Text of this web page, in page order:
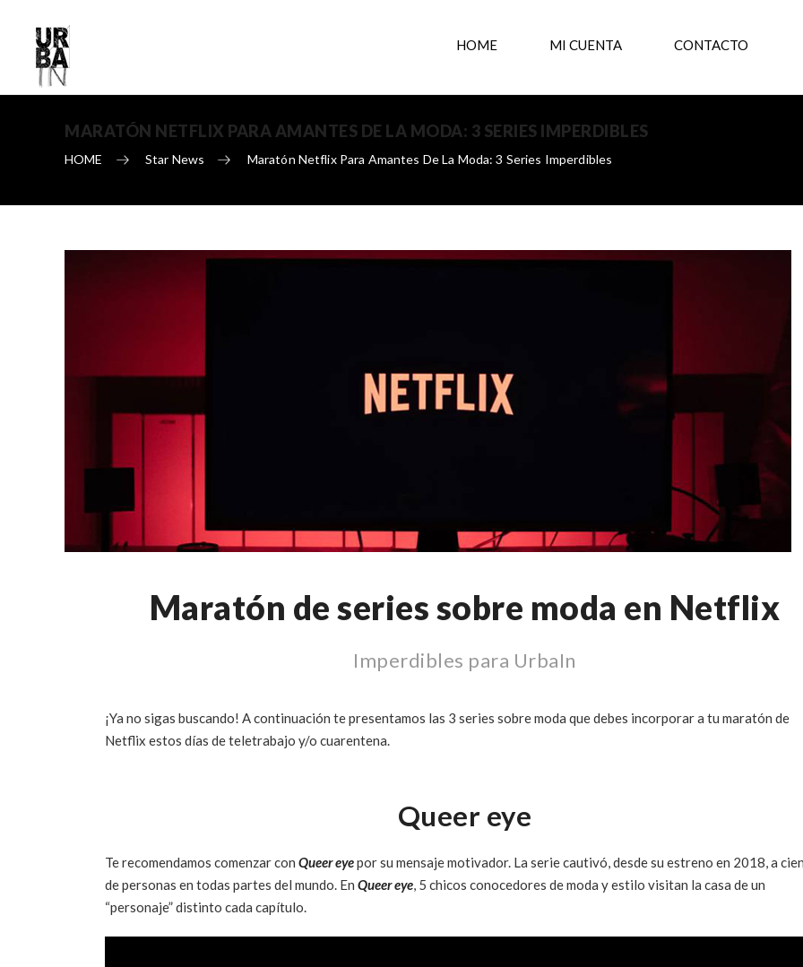
HOME MI CUENTA CONTACTO
MARATÓN NETFLIX PARA AMANTES DE LA MODA: 3 SERIES IMPERDIBLES
HOME Star News Maratón Netflix Para Amantes De La Moda: 3 Series Imperdibles
Maratón de series sobre moda en Netflix
Imperdibles para UrbaIn
¡Ya no sigas buscando! A continuación te presentamos las 3 series sobre moda que debes incorporar a tu maratón de
Netflix estos días de teletrabajo y/o cuarentena.
Queer eye
Te recomendamos comenzar con Queer eyepor su mensaje motivador. La serie cautivó, desde su estreno en 2018, a
de personas en todas partes del mundo. En Queer eye, 5 chicos conocedores de moda y estilo visitan la casa de un
“personaje” distinto cada capítulo.